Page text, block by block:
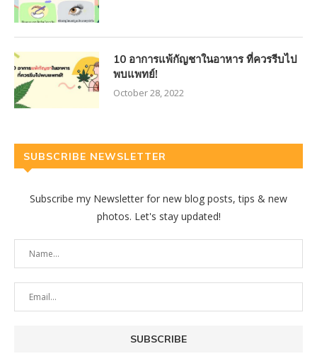
10 อาการแพ้กัญชาในอาหาร ที่ควรรีบไป
พบแพทย์!
October 28, 2022
SUBSCRIBE NEWSLETTER
Subscribe my Newsletter for new blog posts, tips & new
photos. Let's stay updated!